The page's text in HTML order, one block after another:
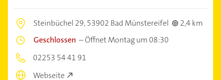
Steinbüchel 29,53902 Bad Münstereifel
2,4 km
Geschlossen –Öffnet Montag um 08:30
02253 54 41 91
Webseite